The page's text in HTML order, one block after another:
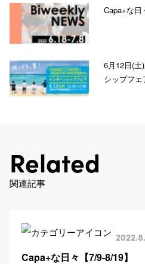
Capa+な日
6月12日(土
シップフ
Related
関連記事
Capa+な日々【7/9-8/19】